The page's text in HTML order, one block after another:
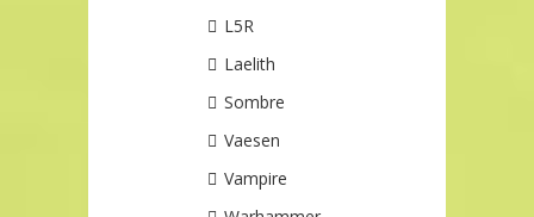
L5R
Laelith
Sombre
Vaesen
Vampire